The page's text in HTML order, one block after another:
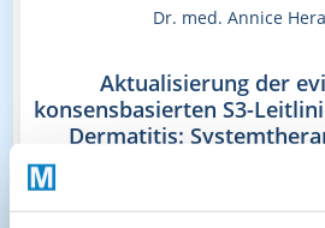
Dr. med. Annice
Aktualisierung der
konsensbasierten S3-
Dermatitis: